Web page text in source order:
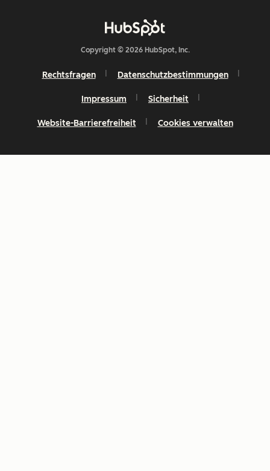
Copyright © 2026 HubSpot, Inc.
Rechtsfragen Datenschutzbestimmungen
Impressum Sicherheit
Website-Barrierefreiheit Cookies verwalten